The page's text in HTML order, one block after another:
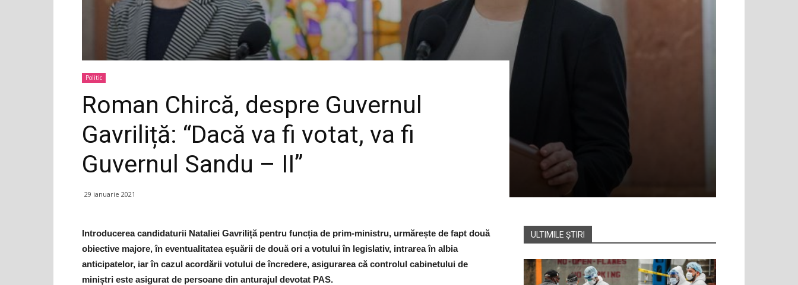
Politic
Roman Chircă, despre Guvernul
Gavriliță: “Dacă va fi votat, va fi
Guvernul Sandu – II”
29 ianuarie 2021
Introducerea candidaturii Nataliei Gavriliță pentru funcția de prim-ministru, urmărește de fapt două
obiective majore, în eventualitatea eșuării de două ori a votului în legislativ, intrarea în albia
anticipatelor, iar în cazul acordării votului de încredere, asigurarea că controlul cabinetului de
miniștri este asigurat de persoane din anturajul devotat PAS.
ULTIMILE ȘTIRI